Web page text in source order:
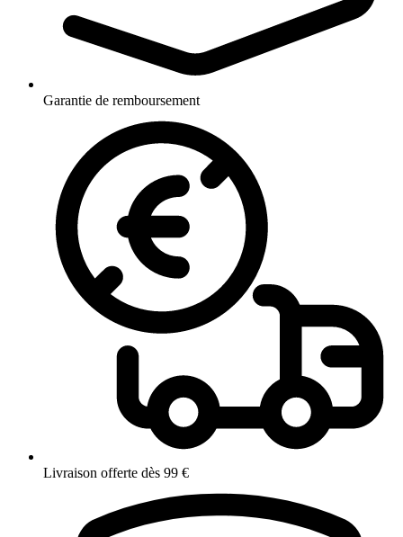
Garantie de remboursement
Livraison offerte dès 99 €